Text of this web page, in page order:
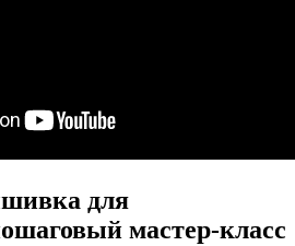
для
мастер-класс